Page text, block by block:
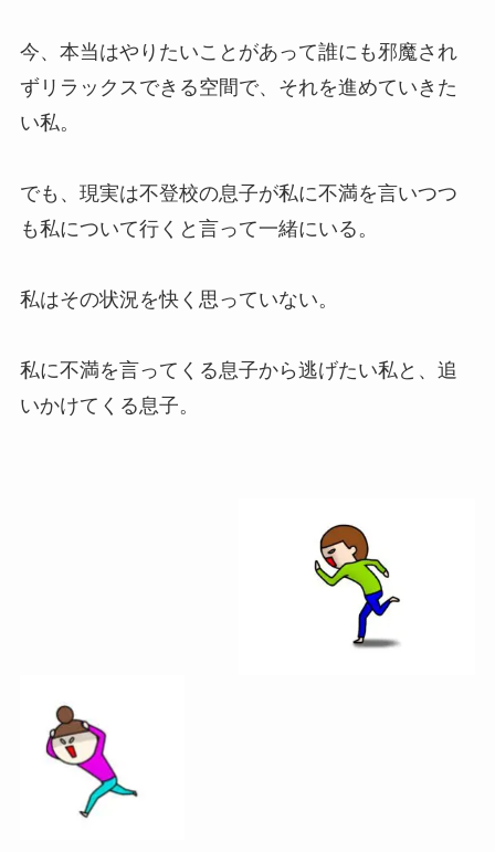
今、本当はやりたいことがあって誰にも邪魔され
ずリラックスできる空間で、それを進めていきた
い私。
でも、現実は不登校の息子が私に不満を言いつつ
も私について行くと言って一緒にいる。
私はその状況を快く思っていない。
私に不満を言ってくる息子から逃げたい私と、追
いかけてくる息子。